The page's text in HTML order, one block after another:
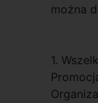
można
1.